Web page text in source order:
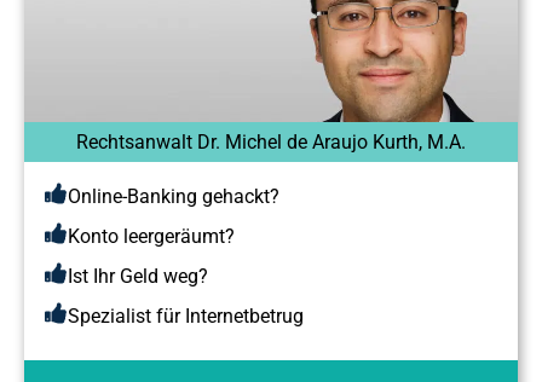
Rechtsanwalt Dr. Michel de Araujo Kurth, M.A.
Online-Banking gehackt?
Konto leergeräumt?
Ist Ihr Geld weg?
Spezialist für Internetbetrug